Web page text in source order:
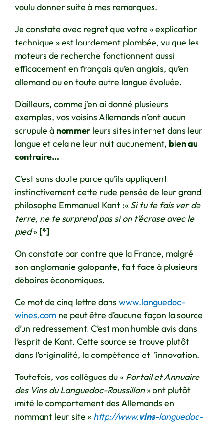
voulu donner suite à mes remarques.
Je constate avec regret que votre « explication
technique » est lourdement plombée, vu que les
moteurs de recherche fonctionnent aussi
efficacement en français qu’en anglais, qu’en
allemand ou en toute autre langue évoluée.
D’ailleurs, comme j’en ai donné plusieurs
exemples, vos voisins Allemands n’ont aucun
scrupule à nommer leurs sites internet dans leur
langue et cela ne leur nuit aucunement, bien au
contraire…
C’est sans doute parce qu’ils appliquent
instinctivement cette rude pensée de leur grand
philosophe Emmanuel Kant :« Si tu te fais ver de
terre, ne te surprend pas si on t’écrase avec le
pied» [*]
On constate par contre que la France, malgré
son anglomanie galopante, fait face à plusieurs
déboires économiques.
Ce mot de cinq lettre dans www.languedoc-
wines.com ne peut être d’aucune façon la source
d’un redressement. C’est mon humble avis dans
l’esprit de Kant. Cette source se trouve plutôt
dans l’originalité, la compétence et l’innovation.
Toutefois, vos collègues du « Portail et Annuaire
des Vins du Languedoc-Roussillon» ont plutôt
imité le comportement des Allemands en
nommant leur site « http://www.vins-languedoc-